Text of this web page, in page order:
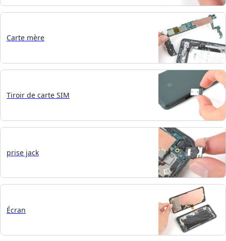
Carte mère
Tiroir de carte SIM
prise jack
Écran